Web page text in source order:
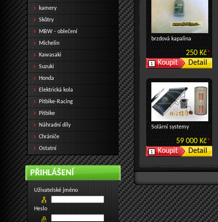
brzdová kapalina
250 Kč*
Detail
Solární systemy
59 000 Kč*
Detail
kamery
Skůtry
MBW - oblečení
Michelin
Kawasaki
Suzuki
Honda
Elektrická kola
Pitbike-Racing
Pitbike
Náhradní díly
Chrániče
Ostatní
PŘIHLÁŠENÍ
Uživatelské jméno
Heslo